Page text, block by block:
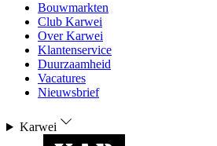
Bouwmarkten
Club Karwei
Over Karwei
Klantenservice
Duurzaamheid
Vacatures
Nieuwsbrief
Karwei